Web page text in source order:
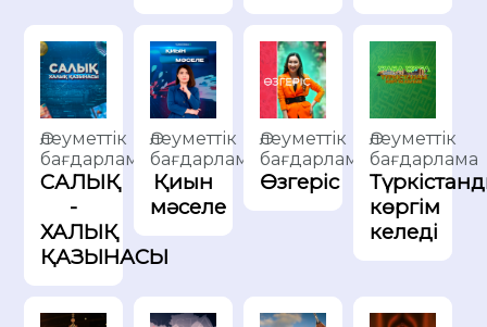
Әлеуметтік
бағдарлама
САЛЫҚ
-
ХАЛЫҚ
ҚАЗЫНАСЫ
Әлеуметтік
бағдарлама
Қиын
мәселе
Әлеуметтік
бағдарлама
Өзгеріс
Әлеуметтік
бағдарлама
көргім
келеді